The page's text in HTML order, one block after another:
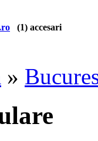
(1) accesari
»